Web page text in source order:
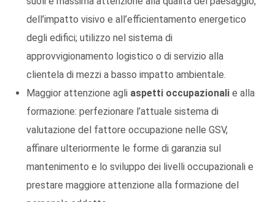
dell’impatto visivo e all’efficientamento energetico
degli edifici; utilizzo nel sistema di
approvvigionamento logistico o di servizio alla
clientela di mezzi a basso impatto ambientale.
Maggior attenzione agli aspetti occupazionali e alla
formazione: perfezionare l’attuale sistema di
valutazione del fattore occupazione nelle GSV,
affinare ulteriormente le forme di garanzia sul
mantenimento e lo sviluppo dei livelli occupazionali e
prestare maggiore attenzione alla formazione del